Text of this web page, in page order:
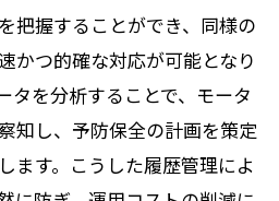
把握することができ、同様の
かつ的確な対応が可能となり
タを分析することで、モータ
知し、予防保全の計画を策定
ます。こうした履歴管理によ